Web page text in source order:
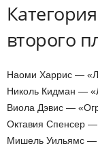
второго
Наоми Харрис —
Николь Кидман —
Виола Дэвис —
Октавия Спенсер
Мишель Уильямс —